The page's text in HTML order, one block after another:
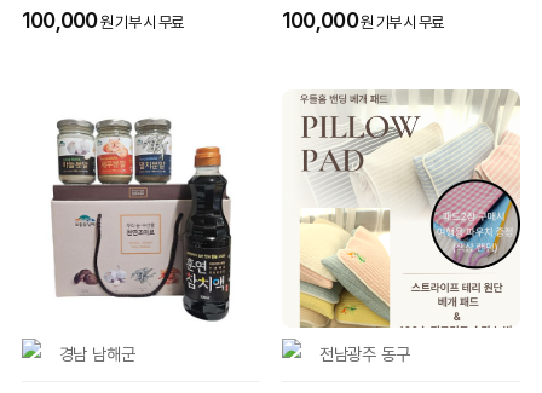
100,000원 기부 시 무료 100,000원 기부 시 무료
경남 남해군 전남광주 동구